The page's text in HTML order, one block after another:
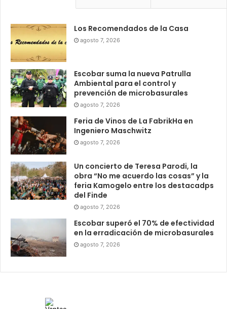
Los Recomendados de la Casa
agosto 7, 2026
Escobar suma la nueva Patrulla
Ambiental para el control y
prevención de microbasurales
agosto 7, 2026
Feria de Vinos de La FabrikHa en
Ingeniero Maschwitz
agosto 7, 2026
Un concierto de Teresa Parodi, la
obra “No me acuerdo las cosas” y la
feria Kamogelo entre los destacadps
del Finde
agosto 7, 2026
Escobar superó el 70% de efectividad
en la erradicación de microbasurales
agosto 7, 2026